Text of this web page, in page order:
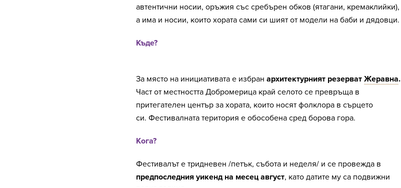
автентични носии, оръжия със сребърен обков (ятагани, кремаклийки),
а има и носии, които хората сами си шият от модели на баби и дядовци.
Къде?
За място на инициативата е избран архитектурният резерват Жеравна.
Част от местността Добромерица край селото се превръща в
притегателен център за хората, които носят фолклора в сърцето
си. Фестивалната територия е обособена сред борова гора.
Кога?
Фестивалът е тридневен /петък, събота и неделя/ и се провежда в
предпоследния уикенд на месец август, като датите му са подвижни